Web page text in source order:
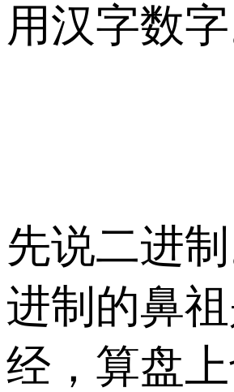
用汉字数字
先说二进
进制的鼻
经，算盘